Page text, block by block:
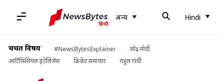
अन्य Hindi
चर्चित विषय #NewsBytesExplainer
नरेंद्र मोदी
आर्टिफिशियल इंटेलिजेंस
क्रिकेट समाचार राहुल गांधी